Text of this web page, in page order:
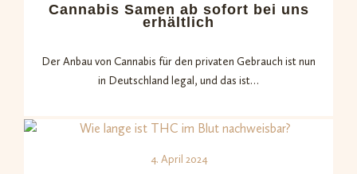
Cannabis Samen ab sofort bei uns
erhältlich
Der Anbau von Cannabis für den privaten Gebrauch ist nun
in Deutschland legal, und das ist…
4. April 2024